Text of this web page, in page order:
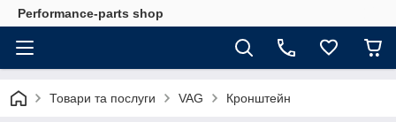
Performance-parts shop
Товари та послуги VAG Кронштейн